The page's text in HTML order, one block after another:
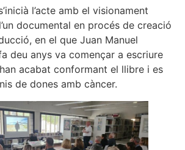
l’acte amb el visionament
documental en procés de creació
en el que Juan Manuel
deu anys va començar a escriure
acabat conformant el llibre i es
de dones amb càncer.